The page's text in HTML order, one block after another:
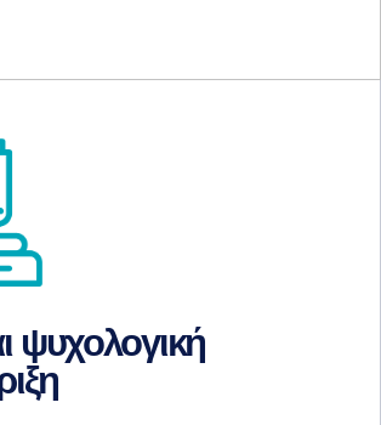
ψυχολογική